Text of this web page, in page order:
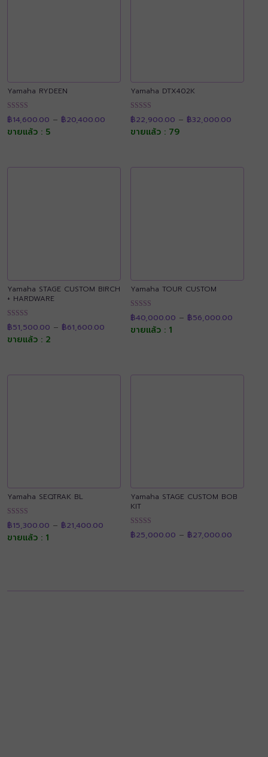
Yamaha RYDEEN
ให้คะแนน
4.94
ตั้งแต่ 1-5
฿14,600.00 – ฿20,400.00
฿14,600.00
through
ขายแล้ว : 5
Yamaha DTX402K
ให้คะแนน
4.89
ตั้งแต่ 1-5
฿22,900.00 – ฿32,000.00range:
ขายแล้ว : 79
Yamaha STAGE CUSTOM BIRCH
+ HARDWARE
ให้คะแนน
4.90
ตั้งแต่ 1-5
฿51,500.00 – ฿61,600.00
฿51,500.00
ขายแล้ว : 2
Yamaha TOUR CUSTOM
ให้คะแนน
4.89
ตั้งแต่ 1-5
฿40,000.00 – ฿56,000.00range:
ขายแล้ว : 1
Yamaha SEQTRAK BL
ให้คะแนน
4.89
ตั้งแต่ 1-5
฿15,300.00 – ฿21,400.00
฿15,300.00
through
ขายแล้ว : 1
Yamaha STAGE CUSTOM BOB
KIT
ให้คะแนน
4.90
฿25,000.00 – ฿27,000.00range: